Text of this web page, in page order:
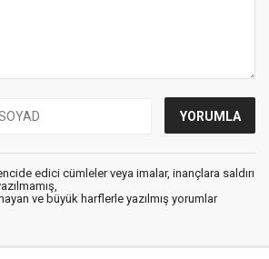
edici cümleler veya imalar, inançlara saldırı
ve büyük harflerle yazılmış yorumlar